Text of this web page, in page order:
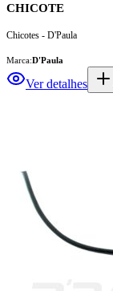
CHICOTE
Chicotes - D'Paula
Marca:D'Paula
Ver detalhes